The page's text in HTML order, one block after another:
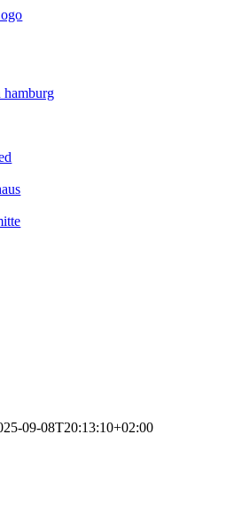
hamburg
09-08T20:13:10+02:00